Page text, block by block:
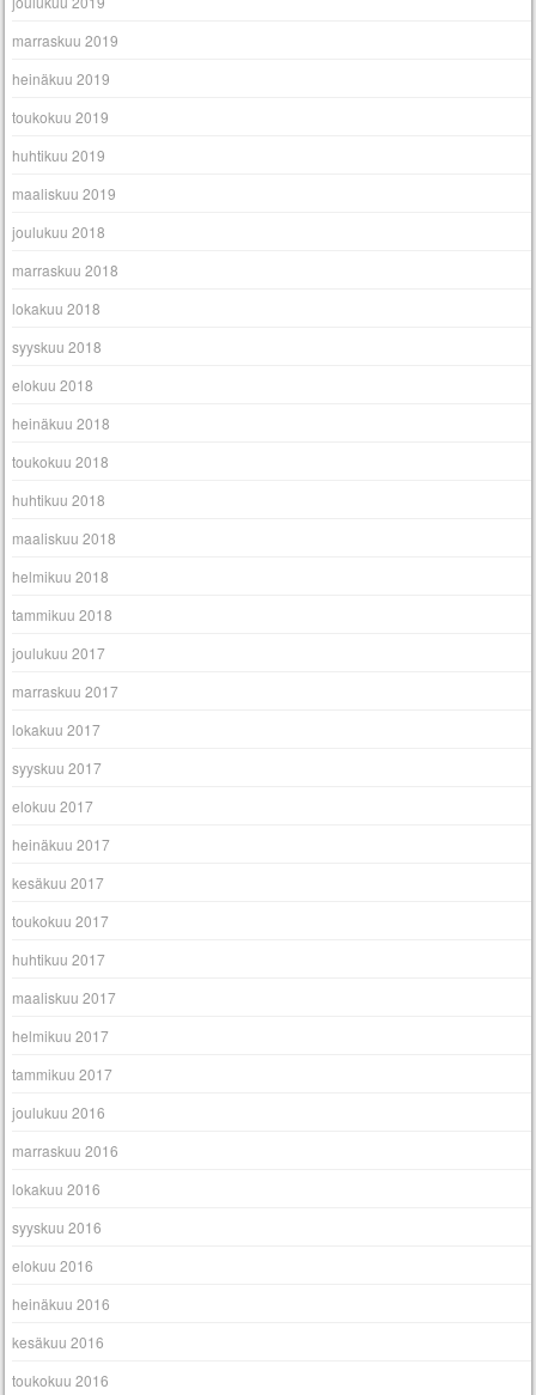
marraskuu 2019
heinäkuu 2019
toukokuu 2019
huhtikuu 2019
maaliskuu 2019
joulukuu 2018
marraskuu 2018
lokakuu 2018
syyskuu 2018
elokuu 2018
heinäkuu 2018
toukokuu 2018
huhtikuu 2018
maaliskuu 2018
helmikuu 2018
tammikuu 2018
joulukuu 2017
marraskuu 2017
lokakuu 2017
syyskuu 2017
elokuu 2017
heinäkuu 2017
kesäkuu 2017
toukokuu 2017
huhtikuu 2017
maaliskuu 2017
helmikuu 2017
tammikuu 2017
joulukuu 2016
marraskuu 2016
lokakuu 2016
syyskuu 2016
elokuu 2016
heinäkuu 2016
kesäkuu 2016
toukokuu 2016